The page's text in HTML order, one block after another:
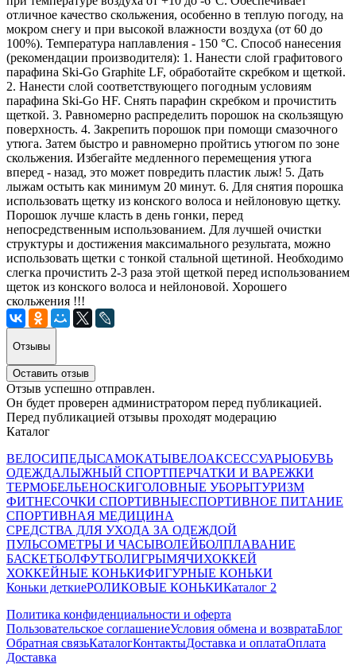
отличное качество скольжения, особенно в теплую погоду, на
мокром снегу и при высокой влажности воздуха (от 60 до
100%). Температура наплавления - 150 °C. Способ нанесения
(рекомендации производителя): 1. Нанести слой графитового
парафина Ski-Go Graphite LF, обработайте скребком и щеткой.
2. Нанести слой соответствующего погодным условиям
парафина Ski-Go HF. Снять парафин скребком и прочистить
щеткой. 3. Равномерно распределить порошок на скользящую
поверхность. 4. Закрепить порошок при помощи смазочного
утюга. Затем быстро и равномерно пройтись утюгом по зоне
скольжения. Избегайте медленного перемещения утюга
вперед - назад, это может повредить пластик лыж! 5. Дать
лыжам остыть как минимум 20 минут. 6. Для снятия порошка
использовать щетку из конского волоса и нейлоновую щетку.
Порошок лучше класть в день гонки, перед
непосредственным использованием. Для лучшей очистки
структуры и достижения максимального результата, можно
использовать щетки с тонкой стальной щетиной. Необходимо
слегка прочистить 2-3 раза этой щеткой перед использованием
щеток из конского волоса и нейлоновой. Хорошего
скольжения !!!
Отзывы
Оставить отзыв
Отзыв успешно отправлен.
Он будет проверен администратором перед публикацией.
Перед публикацией отзывы проходят модерацию
Каталог
ВЕЛОСИПЕДЫСАМОКАТЫВЕЛОАКСЕССУАРЫОБУВЬ
ОДЕЖДАЛЫЖНЫЙ СПОРТПЕРЧАТКИ И ВАРЕЖКИ
ТЕРМОБЕЛЬЕНОСКИГОЛОВНЫЕ УБОРЫТУРИЗМ
ФИТНЕСОЧКИ СПОРТИВНЫЕСПОРТИВНОЕ ПИТАНИЕ
СПОРТИВНАЯ МЕДИЦИНА
СРЕДСТВА ДЛЯ УХОДА ЗА ОДЕЖДОЙ
ПУЛЬСОМЕТРЫ И ЧАСЫВОЛЕЙБОЛПЛАВАНИЕ
БАСКЕТБОЛФУТБОЛИГРЫМЯЧИХОККЕЙ
ХОККЕЙНЫЕ КОНЬКИФИГУРНЫЕ КОНЬКИ
Коньки деткиеРОЛИКОВЫЕ КОНЬКИКаталог 2
Политика конфиденциальности и оферта
Пользовательское соглашениеУсловия обмена и возвратаБлог
Обратная связьКаталогКонтактыДоставка и оплатаОплата
Доставка